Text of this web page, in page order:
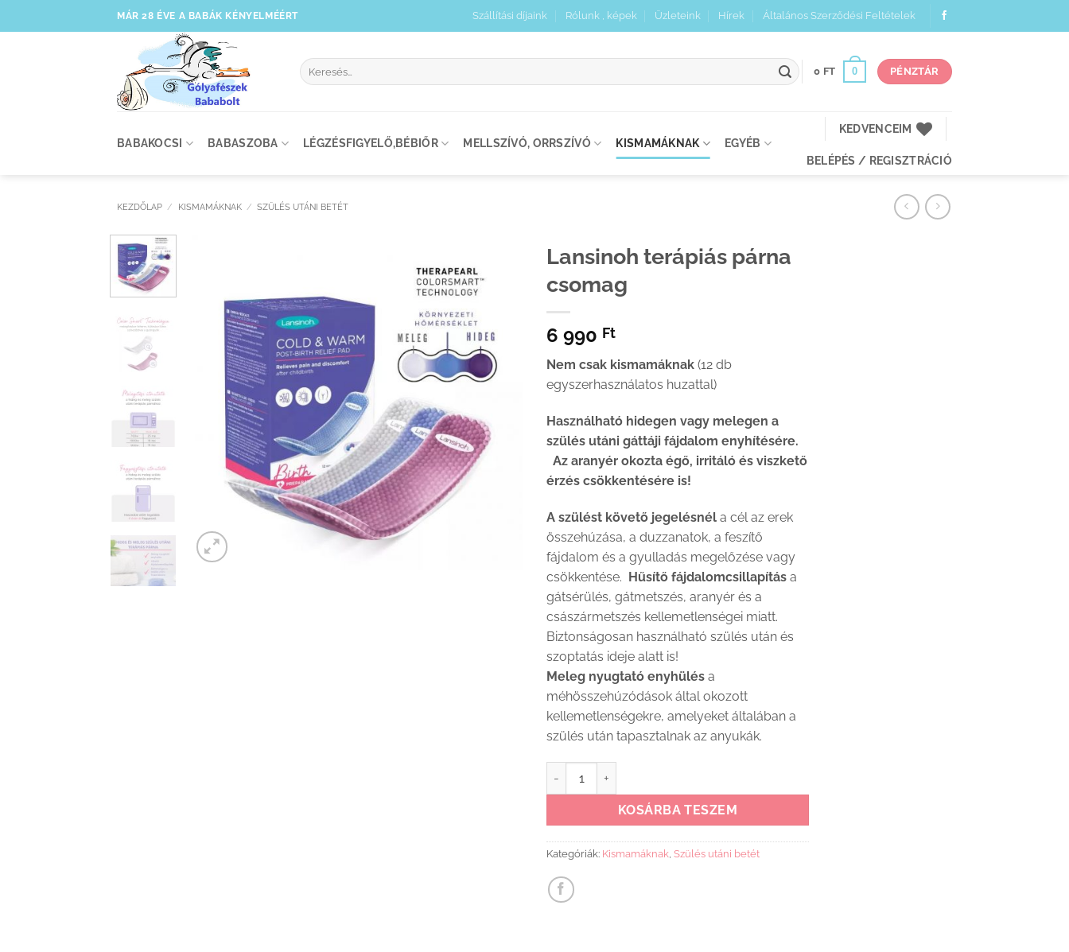
to
MÁR 28 ÉVE A BABÁK KÉNYELMÉÉRT Szállítási díjaink Rólunk , képek Üzleteink Hírek Általános Szerződési Feltételek
Keresés
a
0 FT 0 PÉNZTÁR
BABAKOCSI BABASZOBA LÉGZÉSFIGYELŐ,BÉBIŐR MELLSZÍVÓ, ORRSZÍVÓ KISMAMÁKNAK EGYÉB
KEDVENCEIM
BELÉPÉS / REGISZTRÁCIÓ
KEZDŐLAP / KISMAMÁKNAK / SZÜLÉS UTÁNI BETÉT
Kedvenceimhez
Lansinoh terápiás párna
csomag
6 990 Ft
Nem csak kismamáknak (12 db
egyszerhasználatos huzattal)
Használható hidegen vagy melegen a
szülés utáni gáttáji fájdalom enyhítésére.
Az aranyér okozta égő, irritáló és viszkető
érzés csökkentésére is!
A szülést követő jegelésnél a cél az erek
összehúzása, a duzzanatok, a feszítő
fájdalom és a gyulladás megelőzése vagy
csökkentése. Hűsítő fájdalomcsillapítás a
gátsérülés, gátmetszés, aranyér és a
császármetszés kellemetlenségei miatt.
Biztonságosan használható szülés után és
szoptatás ideje alatt is!
Meleg nyugtató enyhülés a
méhösszehúzódások által okozott
kellemetlenségekre, amelyeket általában a
szülés után tapasztalnak az anyukák.
KOSÁRBA TESZEM
Kategóriák: Kismamáknak, Szülés utáni betét